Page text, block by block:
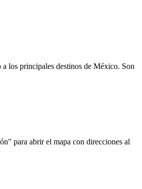
los principales destinos de México. Son
para abrir el mapa con direcciones al